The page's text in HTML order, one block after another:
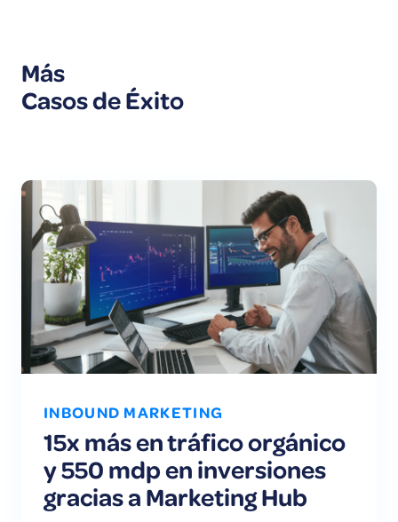
Más
Casos de Éxito
INBOUND MARKETING
15x más en tráfico orgánico
y 550 mdp en inversiones
gracias a Marketing Hub